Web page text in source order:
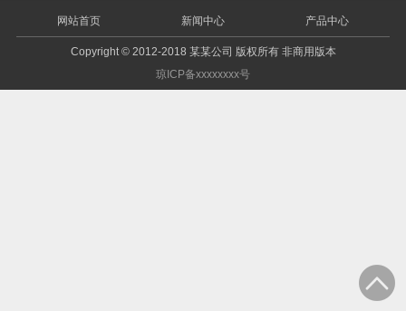
网站首页 新闻中心 产品中心
Copyright © 2012-2018 某某公司 版权所有 非商用版本
琼ICP备xxxxxxxx号